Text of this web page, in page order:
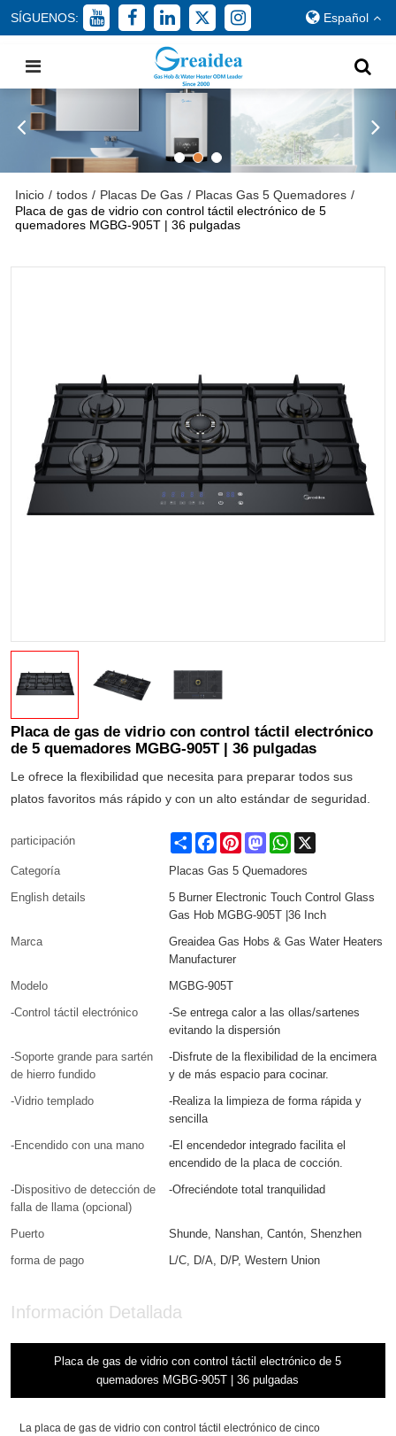
SÍGUENOS: Español
Inicio / todos / Placas De Gas / Placas Gas 5 Quemadores /
Placa de gas de vidrio con control táctil electrónico de 5
quemadores MGBG-905T | 36 pulgadas
Placa de gas de vidrio con control táctil electrónico
de 5 quemadores MGBG-905T | 36 pulgadas
Le ofrece la flexibilidad que necesita para preparar todos sus
platos favoritos más rápido y con un alto estándar de seguridad.
participación ShareFacebookPinterestMastodonWhatsApp
Categoría
Placas Gas 5 Quemadores
English details
5 Burner Electronic Touch Control Glass
Gas Hob MGBG-905T |36 Inch
Marca
Greaidea Gas Hobs & Gas Water Heaters
Manufacturer
Modelo
MGBG-905T
-Control táctil electrónico
-Se entrega calor a las ollas/sartenes
evitando la dispersión
-Soporte grande para sartén
de hierro fundido
-Disfrute de la flexibilidad de la encimera
y de más espacio para cocinar.
-Vidrio templado
-Realiza la limpieza de forma rápida y
sencilla
-Encendido con una mano
-El encendedor integrado facilita el
encendido de la placa de cocción.
-Dispositivo de detección de
falla de llama (opcional)
-Ofreciéndote total tranquilidad
Puerto
Shunde, Nanshan, Cantón, Shenzhen
forma de pago
L/C, D/A, D/P, Western Union
Información Detallada
Placa de gas de vidrio con control táctil electrónico de 5
quemadores MGBG-905T | 36 pulgadas
La placa de gas de vidrio con control táctil electrónico de cinco